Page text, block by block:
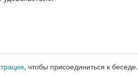
, чтобы присоединиться к беседе.